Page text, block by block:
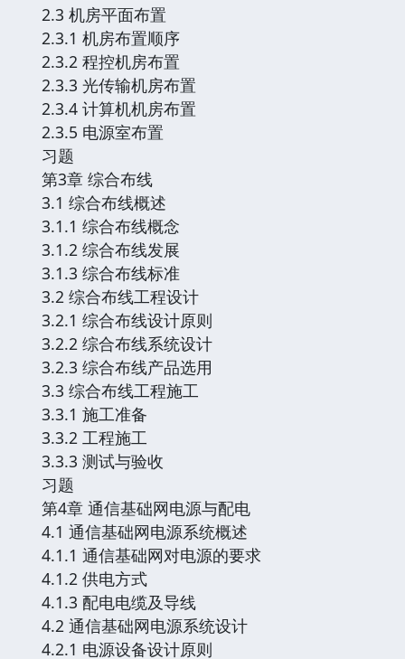
2.3 机房平面布置
2.3.1 机房布置顺序
2.3.2 程控机房布置
2.3.3 光传输机房布置
2.3.4 计算机机房布置
2.3.5 电源室布置
习题
第3章 综合布线
3.1 综合布线概述
3.1.1 综合布线概念
3.1.2 综合布线发展
3.1.3 综合布线标准
3.2 综合布线工程设计
3.2.1 综合布线设计原则
3.2.2 综合布线系统设计
3.2.3 综合布线产品选用
3.3 综合布线工程施工
3.3.1 施工准备
3.3.2 工程施工
3.3.3 测试与验收
习题
第4章 通信基础网电源与配电
4.1 通信基础网电源系统概述
4.1.1 通信基础网对电源的要求
4.1.2 供电方式
4.1.3 配电电缆及导线
4.2 通信基础网电源系统设计
4.2.1 电源设备设计原则